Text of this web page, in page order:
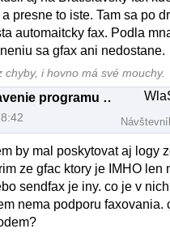
presne to iste. Tam sa po
automaitcky fax. Podla
sa gfax ani nedostane.
chyby, i hovno má své mouchy.
Re: nastavenie programu gfax
by mal poskytovat aj logy
ze gfac ktory je IMHO len
sendfax je iny. co je v
nema podporu faxovania.